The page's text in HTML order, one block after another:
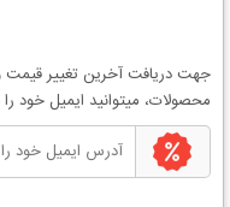
جهت دریافت آخرین تغییر قیمت
محصولات، میتوانید ایمیل خود